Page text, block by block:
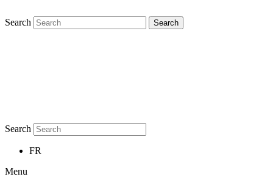
Search Search
Search
FR
Menu